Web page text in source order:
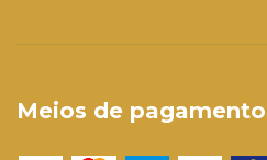
Meios de pagamento